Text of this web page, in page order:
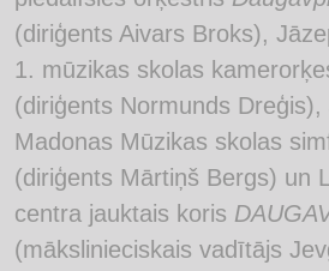
(diriģents Aivars Broks),
1. mūzikas skolas
(diriģents Normunds Dreģis),
Madonas Mūzikas skolas
(diriģents Mārtiņš Bergs) un
centra jauktais koris
(mākslinieciskais vadītājs